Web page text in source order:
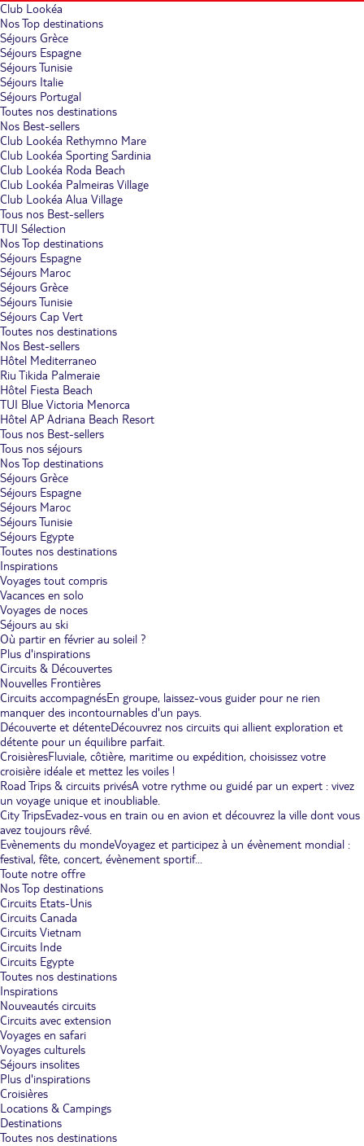
Club Lookéa
Nos Top destinations
Séjours Grèce
Séjours Espagne
Séjours Tunisie
Séjours Italie
Séjours Portugal
Toutes nos destinations
Nos Best-sellers
Club Lookéa Rethymno Mare
Club Lookéa Sporting Sardinia
Club Lookéa Roda Beach
Club Lookéa Palmeiras Village
Club Lookéa Alua Village
Tous nos Best-sellers
TUI Sélection
Nos Top destinations
Séjours Espagne
Séjours Maroc
Séjours Grèce
Séjours Tunisie
Séjours Cap Vert
Toutes nos destinations
Nos Best-sellers
Hôtel Mediterraneo
Riu Tikida Palmeraie
Hôtel Fiesta Beach
TUI Blue Victoria Menorca
Hôtel AP Adriana Beach Resort
Tous nos Best-sellers
Tous nos séjours
Nos Top destinations
Séjours Grèce
Séjours Espagne
Séjours Maroc
Séjours Tunisie
Séjours Egypte
Toutes nos destinations
Inspirations
Voyages tout compris
Vacances en solo
Voyages de noces
Séjours au ski
Où partir en février au soleil ?
Plus d'inspirations
Circuits & Découvertes
Nouvelles Frontières
Circuits accompagnésEn groupe, laissez-vous guider pour ne rien
manquer des incontournables d'un pays.
Découverte et détenteDécouvrez nos circuits qui allient exploration et
détente pour un équilibre parfait.
CroisièresFluviale, côtière, maritime ou expédition, choisissez votre
croisière idéale et mettez les voiles !
Road Trips & circuits privésA votre rythme ou guidé par un expert : vivez
un voyage unique et inoubliable.
City TripsEvadez-vous en train ou en avion et découvrez la ville dont vous
avez toujours rêvé.
Evènements du mondeVoyagez et participez à un évènement mondial :
festival, fête, concert, évènement sportif...
Toute notre offre
Nos Top destinations
Circuits Etats-Unis
Circuits Canada
Circuits Vietnam
Circuits Inde
Circuits Egypte
Toutes nos destinations
Inspirations
Nouveautés circuits
Circuits avec extension
Voyages en safari
Voyages culturels
Séjours insolites
Plus d'inspirations
Croisières
Locations & Campings
Destinations
Toutes nos destinations